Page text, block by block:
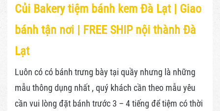
Củi Bakery tiệm bánh kem Đà Lạt | Giao
bánh tận nơi | FREE SHIP nội thành Đà
Lạt
Luôn có có bánh trưng bày tại quầy nhưng là những
mẫu thông dụng nhất , quý khách cần theo mẫu yêu
cần vui lòng đặt bánh trước 3 – 4 tiếng để tiệm có thời